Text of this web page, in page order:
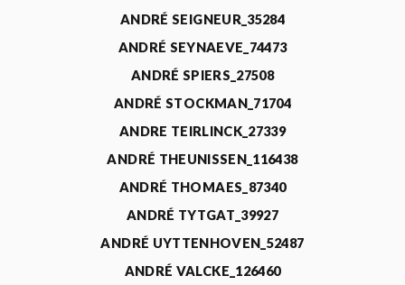
ANDRÉ SEIGNEUR_35284
ANDRÉ SEYNAEVE_74473
ANDRÉ SPIERS_27508
ANDRÉ STOCKMAN_71704
ANDRE TEIRLINCK_27339
ANDRÉ THEUNISSEN_116438
ANDRÉ THOMAES_87340
ANDRÉ TYTGAT_39927
ANDRÉ UYTTENHOVEN_52487
ANDRÉ VALCKE_126460